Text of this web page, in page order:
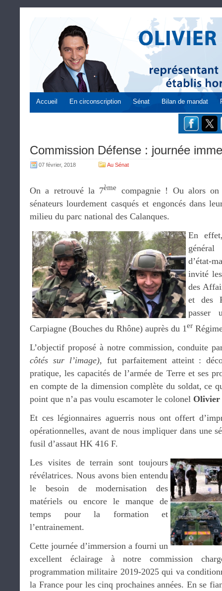
Accueil En circonscription Sénat Bilan de mandat
Commission Défense : journée
07 février, 2018 Au Sénat
On a retrouvé la 7ème
compagnie ! Ou alors
sénateurs lourdement casqués et engoncés dans
milieu du parc national des Calanques.
En
d’état-
invité
des
et des
passer
Carpiagne (Bouches du Rhône) auprès du 1er
L’objectif proposé à notre commission, conduite
côtés sur l’image), fut parfaitement atteint :
pratique, les capacités de l’armée de Terre et ses
en compte de la dimension complète du soldat, ce
point que n’a pas voulu escamoter le colonel Olivier
Et ces légionnaires aguerris nous ont offert
opérationnelles, avant de nous impliquer dans une
fusil d’assaut HK 416 F.
Les visites de terrain sont toujours
révélatrices. Nous avons bien entendu
le besoin de modernisation des
matériels ou encore le manque de
temps pour la formation et
l’entrainement.
Cette journée d’immersion a fourni un
excellent éclairage à notre commission
programmation militaire 2019-2025 qui va
la France pour les cinq prochaines années. En se